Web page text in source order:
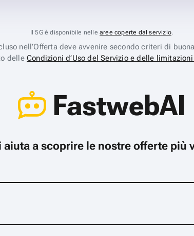
Il 5G è disponibile nelle aree coperte dal servizio.
nell’Offerta deve avvenire secondo criteri di
delleCondizioni d’Uso del Servizio e delle
FastwebAI
a scoprire le nostre offerte più